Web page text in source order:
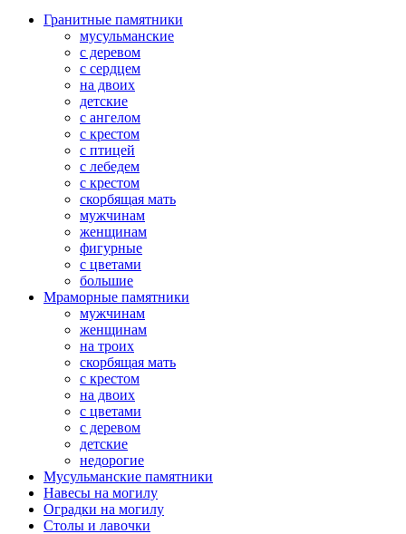
Гранитные памятники
мусульманские
с деревом
с сердцем
на двоих
детские
с ангелом
с крестом
с птицей
с лебедем
с крестом
скорбящая мать
мужчинам
женщинам
фигурные
с цветами
большие
Мраморные памятники
мужчинам
женщинам
на троих
скорбящая мать
с крестом
на двоих
с цветами
с деревом
детские
недорогие
Мусульманские памятники
Навесы на могилу
Оградки на могилу
Столы и лавочки